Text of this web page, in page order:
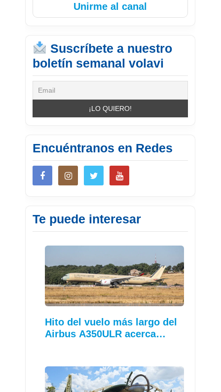
Unirme al canal
Suscríbete a nuestro
boletín semanal volavi
Encuéntranos en Redes
Te puede interesar
Hito del vuelo más largo del
Airbus A350ULR acerca…